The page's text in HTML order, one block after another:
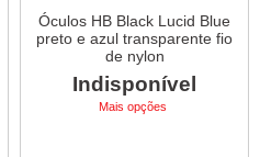
Óculos HB Black Lucid Blue
preto e azul transparente fio
de nylon
Indisponível
Mais opções